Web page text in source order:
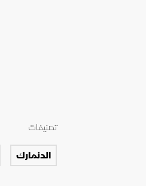
تصنيفات
الدنمارك